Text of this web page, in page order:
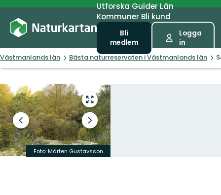
UtforskaGuiderLän
Kommuner Bli kund
Bli
medlem
Logga
in
Västmanlands län Bästa naturreservaten i Västmanlands län
Gå
till
helskärmsläge
Föregående
bild
Nästa
bildspel
Foto: Mårten Gustavsson